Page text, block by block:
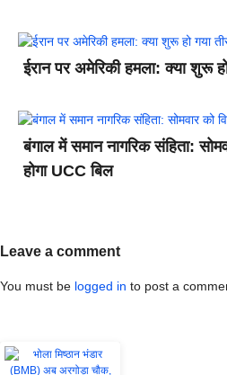
ईरान पर अमेरिकी हमला: क्या शुरू हो
बंगाल में समान नागरिक संहिता:
होगा UCC बिल
Leave a comment
You must be logged in to post a